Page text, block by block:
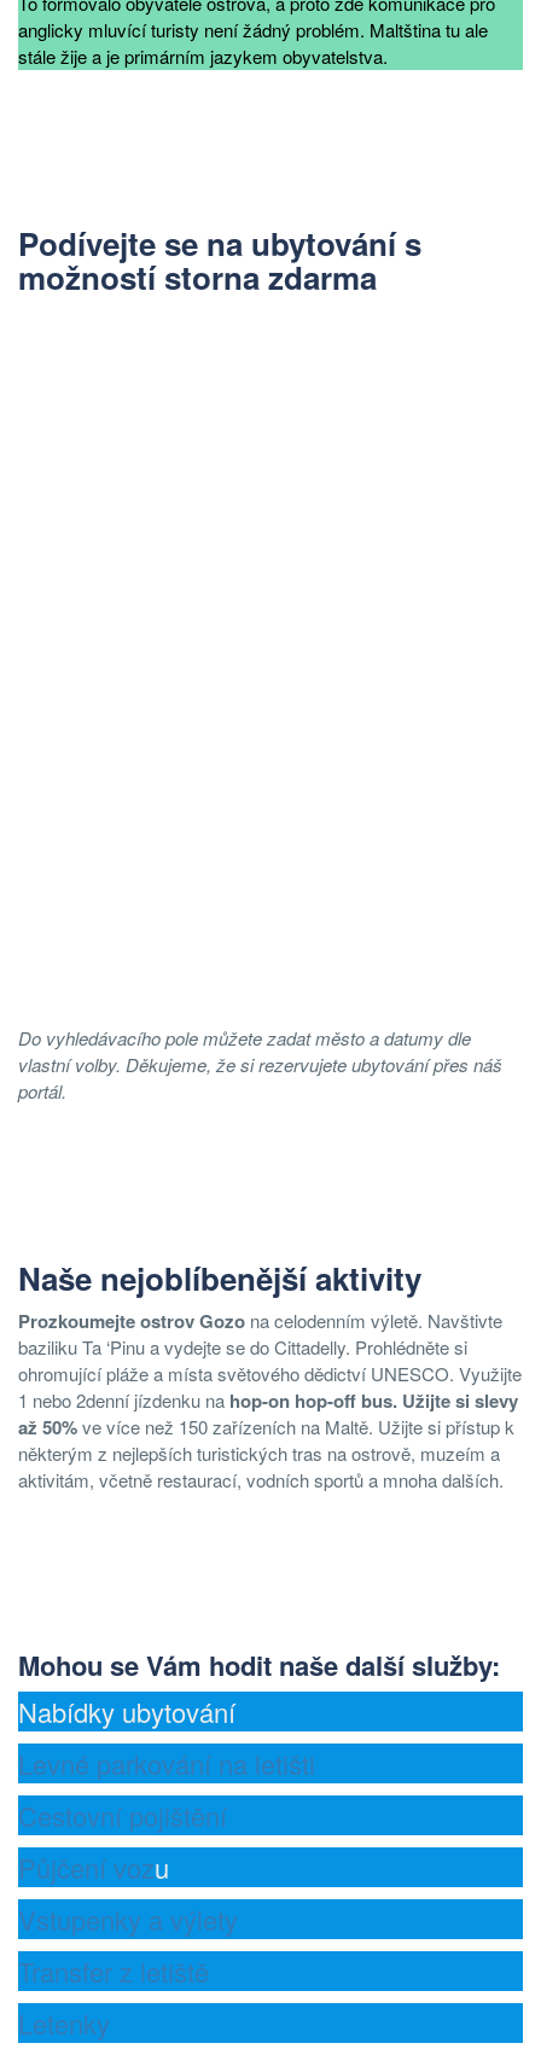
anglicky mluvící turisty není žádný problém. Maltština tu ale
stále žije a je primárním jazykem obyvatelstva.
Podívejte se na ubytování s
možností storna zdarma
Do vyhledávacího pole můžete zadat město a datumy dle
vlastní volby. Děkujeme, že si rezervujete ubytování přes náš
portál.
Naše nejoblíbenější aktivity
Prozkoumejte ostrov Gozo na celodenním výletě. Navštivte
baziliku Ta ‘Pinu a vydejte se do Cittadelly. Prohlédněte si
ohromující pláže a místa světového dědictví UNESCO. Využijte
1 nebo 2denní jízdenku na hop-on hop-off bus. Užijte si slevy
až 50%ve více než 150 zařízeních na Maltě. Užijte si přístup k
některým z nejlepších turistických tras na ostrově, muzeím a
aktivitám, včetně restaurací, vodních sportů a mnoha dalších.
Mohou se Vám hodit naše další služby:
Nabídky ubytování
Levné parkování na letišti
Cestovní pojištění
Půjčení vozu
Vstupenky a výlety
Transfer z letiště
Letenky